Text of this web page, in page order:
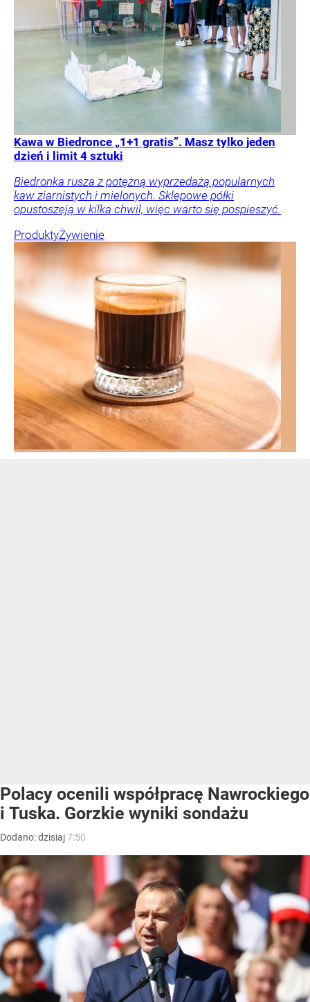
Kawa w Biedronce „1+1 gratis”. Masz tylko jeden
dzień i limit 4 sztuki
Biedronka rusza z potężną wyprzedażą popularnych
kaw ziarnistych i mielonych. Sklepowe półki
opustoszeją w kilka chwil, więc warto się pospieszyć.
ProduktyŻywienie
Polacy ocenili współpracę Nawrockiego
i Tuska. Gorzkie wyniki sondażu
Dodano:dzisiaj7:50